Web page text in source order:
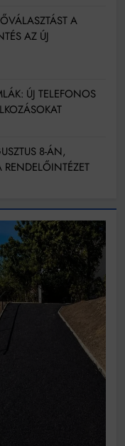
A
AZ ÚJ
ÚJ TELEFONOS
8-ÁN,
RENDELŐINTÉZET